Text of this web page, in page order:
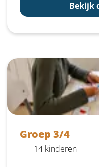
Bekijk
Groep 3/4
14 kinderen